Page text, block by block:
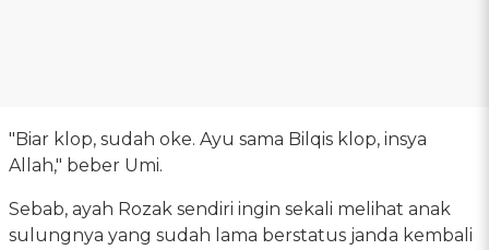
"Biar klop, sudah oke. Ayu sama Bilqis klop, insya
Allah," beber Umi.
Sebab, ayah Rozak sendiri ingin sekali melihat anak
sulungnya yang sudah lama berstatus janda kembali